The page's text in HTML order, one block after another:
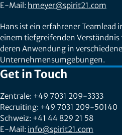
E-Mail: hmeyer@spirit21.com
Hans ist ein erfahrener Teamlead
einem tiefgreifenden Verständnis
deren Anwendung in
Unternehmensumgebungen.
Get in Touch
Zentrale: +49 7031 209-3333
Recruiting: +49 7031 209-50140
Schweiz: +41 44 829 21 58
E-Mail: info@spirit21.com